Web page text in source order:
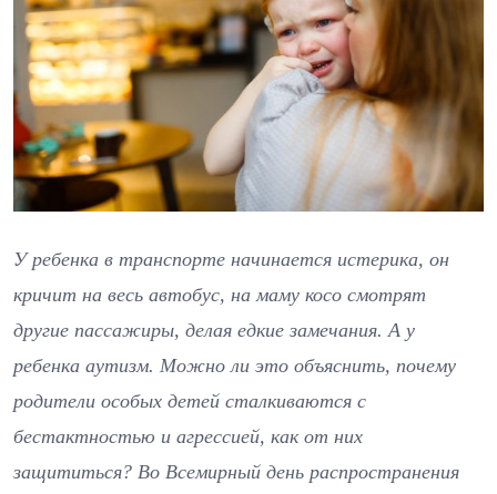
У ребенка в транспорте начинается истерика, он
кричит на весь автобус, на маму косо смотрят
другие пассажиры, делая едкие замечания. А у
ребенка аутизм. Можно ли это объяснить, почему
родители особых детей сталкиваются с
бестактностью и агрессией, как от них
защититься? Во Всемирный день распространения